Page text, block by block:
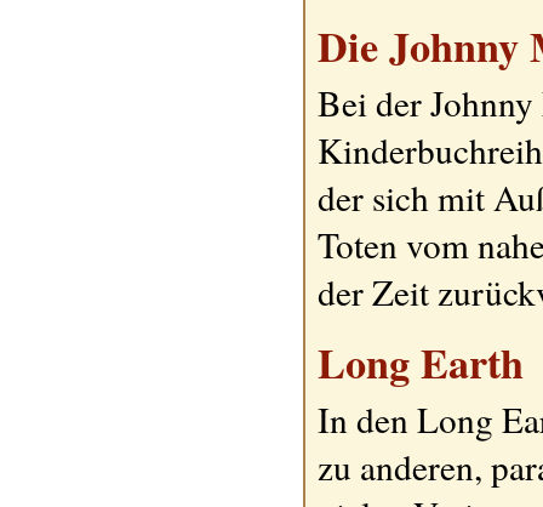
Die Johnny
Bei der
der sich mit
Toten vom
der Zeit
Long Earth
In den Long
zu anderen,